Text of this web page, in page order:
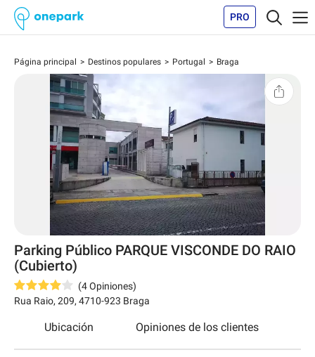
PRO
Página principal Destinos populares Portugal Braga
Parking Público PARQUE VISCONDE DO RAIO
(Cubierto)
(4Opiniones)
Rua Raio, 209, 4710-923 Braga
Ubicación Opiniones de los clientes